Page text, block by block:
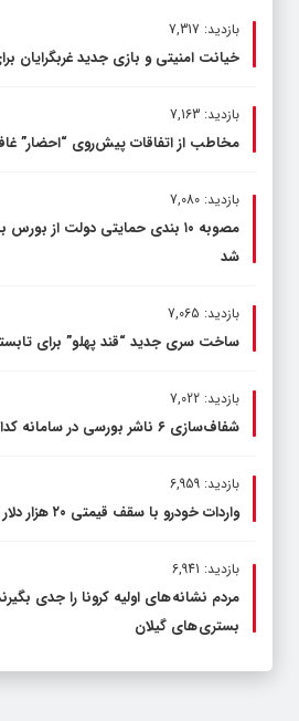
بازدید: 7,317
خیانت امنیتی و بازی جدید غربگرایان
بازدید: 7,163
مخاطب از اتفاقات پیش‌روی “احضار”
بازدید: 7,080
مصوبه ۱۰ بندی حمایتی دولت از
شد
بازدید: 7,065
ساخت سری جدید “قند پهلو” برای تابستان
بازدید: 7,022
شفاف‌سازی ۶ ناشر بورسی در سامانه کدال
بازدید: 6,959
واردات خودرو با سقف قیمتی ۲۰ هزار دلار شدنی است؟
بازدید: 6,941
مردم نشانه های اولیه کرونا را جدی
بستری های گیلان